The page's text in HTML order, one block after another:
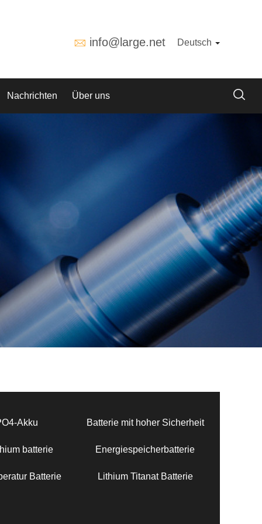
info@large.net Deutsch
Nachrichten Über uns
Akku Batterie mit hoher Sicherheit
batterie Energiespeicherbatterie
Batterie Lithium Titanat Batterie